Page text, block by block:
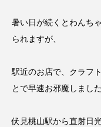
暑い日が続くとわんち
られますが、
駅近のお店で、クラフ
とで早速お邪魔しました
伏見桃山駅から直射日